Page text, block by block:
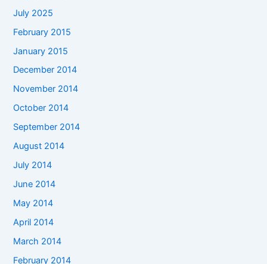
July 2025
February 2015
January 2015
December 2014
November 2014
October 2014
September 2014
August 2014
July 2014
June 2014
May 2014
April 2014
March 2014
February 2014